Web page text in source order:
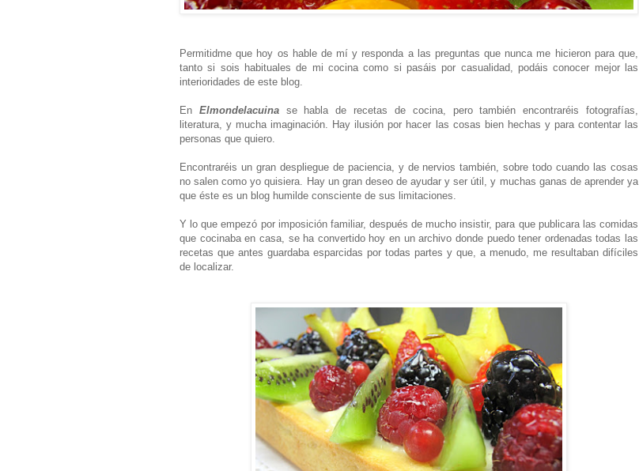
Permitidme que hoy os hable de mí y responda a las preguntas que nunca me hicieron para que,
tanto si sois habituales de mi cocina como si pasáis por casualidad, podáis conocer mejor las
interioridades de este blog.
En Elmondelacuinase habla de recetas de cocina, pero también encontraréis fotografías,
literatura, y mucha imaginación. Hay ilusión por hacer las cosas bien hechas y para contentar las
personas que quiero.
Encontraréis un gran despliegue de paciencia, y de nervios también, sobre todo cuando las cosas
no salen como yo quisiera. Hay un gran deseo de ayudar y ser útil, y muchas ganas de aprender ya
que éste es un blog humilde consciente de sus limitaciones.
Y lo que empezó por imposición familiar, después de mucho insistir, para que publicara las comidas
que cocinaba en casa, se ha convertido hoy en un archivo donde puedo tener ordenadas todas las
recetas que antes guardaba esparcidas por todas partes y que, a menudo, me resultaban difíciles
de localizar.